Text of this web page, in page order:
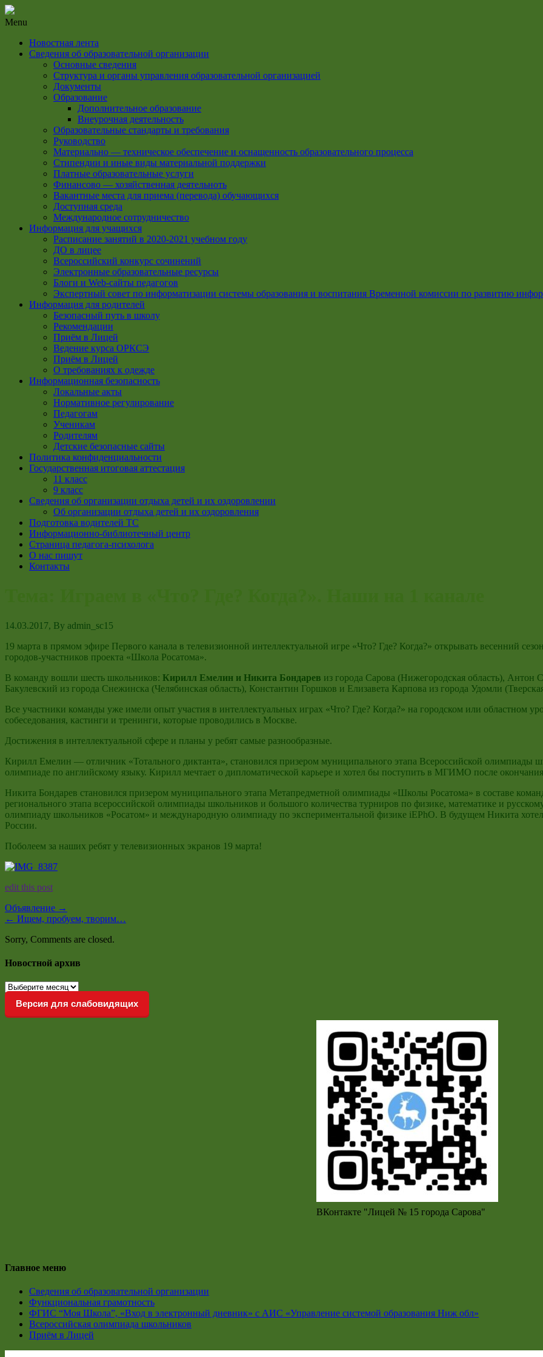
Menu
Новостная лента
Сведения об образовательной организации
Основные сведения
Структура и органы управления образовательной организацией
Документы
Образование
Дополнительное образование
Внеурочная деятельность
Образовательные стандарты и требования
Руководство
Материально — техническое обеспечение и оснащенность образовательного процесса
Стипендии и иные виды материальной поддержки
Платные образовательные услуги
Финансово — хозяйственная деятельноть
Вакантные места для приема (перевода) обучающихся
Доступная среда
Международное сотрудничество
Информация для учащихся
Расписание занятий в 2020-2021 учебном году
ДО в лицее
Всероссийский конкурс сочинений
Электронные образовательные ресурсы
Блоги и Web-сайты педагогов
Экспертный совет по информатизации системы образования и воспитания Временной комиссии по развитию
Информация для родителей
Безопасный путь в школу
Рекомендации
Приём в Лицей
Ведение курса ОРКСЭ
Приём в Лицей
О требованиях к одежде
Информационная безопасность
Локальные акты
Нормативное регулирование
Педагогам
Ученикам
Родителям
Детские безопасные сайты
Политика конфиденциальности
Государственная итоговая аттестация
11 класс
9 класс
Сведения об организации отдыха детей и их оздоровлении
Об организации отдыха детей и их оздоровления
Подготовка водителей ТС
Информационно-библиотечный центр
Страница педагога-психолога
О нас пишут
Контакты
14.03.2017, By admin_sc15
19 марта в прямом эфире Первого канала в телевизионной интеллектуальной игре «Что? Где? Когда?» открывать весенний
городов-участников проекта «Школа Росатома».
В команду вошли шесть школьников: Кирилл Емелин и Никита Бондарев из города Сарова (Нижегородская область), Антон
Бакулевский из города Снежинска (Челябинская область), Константин Горшков и Елизавета Карпова из города Удомли
Все участники команды уже имели опыт участия в интеллектуальных играх «Что? Где? Когда?» на городском или областном
собеседования, кастинги и тренинги, которые проводились в Москве.
Достижения в интеллектуальной сфере и планы у ребят самые разнообразные.
Кирилл Емелин — отличник «Тотального диктанта», становился призером муниципального этапа Всероссийской олимпиады
олимпиаде по английскому языку. Кирилл мечтает о дипломатической карьере и хотел бы поступить в МГИМО после
Никита Бондарев становился призером муниципального этапа Метапредметной олимпиады «Школы Росатома» в составе
регионального этапа всероссийской олимпиады школьников и большого количества турниров по физике, математике и
олимпиаду школьников «Росатом» и международную олимпиаду по экспериментальной физике iEPhO. В будущем Никита
России.
Поболеем за наших ребят у телевизионных экранов 19 марта!
edit this post
Объявление →
← Ищем, пробуем, творим…
Sorry, Comments are closed.
Новостной архив
Новостной
архив
Версия для слабовидящих
ВКонтакте "Лицей № 15 города Сарова"
Главное меню
Сведения об образовательной организации
Функциональная грамотность
ФГИС “Моя Школа”, «Вход в электронный дневник» с АИС «Управление системой образования Ниж обл»
Всероссийская олимпиада школьников
Приём в Лицей